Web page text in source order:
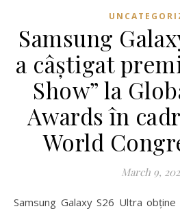
Samsung
a câștigat
Show” la
Awards în
World
March 9,
Samsung Galaxy S26 Ultra obține cea mai înaltă distincție